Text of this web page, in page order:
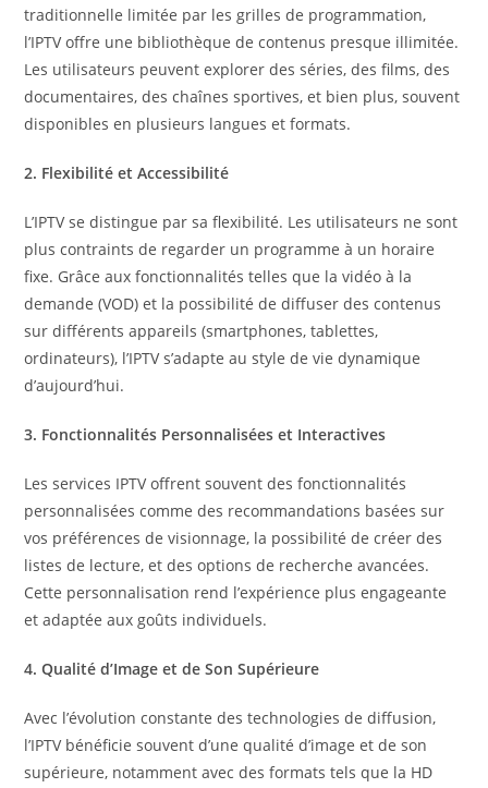
traditionnelle limitée par les grilles de programmation,
l’IPTV offre une bibliothèque de contenus presque illimitée.
Les utilisateurs peuvent explorer des séries, des films, des
documentaires, des chaînes sportives, et bien plus, souvent
disponibles en plusieurs langues et formats.
2. Flexibilité et Accessibilité
L’IPTV se distingue par sa flexibilité. Les utilisateurs ne sont
plus contraints de regarder un programme à un horaire
fixe. Grâce aux fonctionnalités telles que la vidéo à la
demande (VOD) et la possibilité de diffuser des contenus
sur différents appareils (smartphones, tablettes,
ordinateurs), l’IPTV s’adapte au style de vie dynamique
d’aujourd’hui.
3. Fonctionnalités Personnalisées et Interactives
Les services IPTV offrent souvent des fonctionnalités
personnalisées comme des recommandations basées sur
vos préférences de visionnage, la possibilité de créer des
listes de lecture, et des options de recherche avancées.
Cette personnalisation rend l’expérience plus engageante
et adaptée aux goûts individuels.
4. Qualité d’Image et de Son Supérieure
Avec l’évolution constante des technologies de diffusion,
l’IPTV bénéficie souvent d’une qualité d’image et de son
supérieure, notamment avec des formats tels que la HD